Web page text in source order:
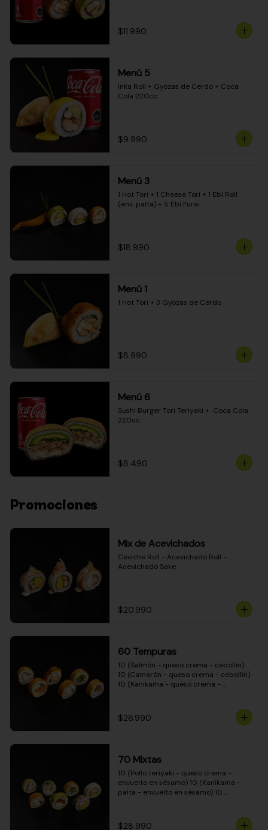
$11.990
Menú 5
Inka Roll + Gyozas de Cerdo + Coca
Cola 220cc
$9.990
Menú 3
1 Hot Tori + 1 Cheese Tori + 1 Ebi Roll
(env. palta) + 5 Ebi Furai
$18.990
Menú 1
1 Hot Tori + 3 Gyozas de Cerdo
$8.990
Menú 6
Sushi Burger Tori Teriyaki +  Coca Cola
220cc
$8.490
Promociones
Mix de Acevichados
Ceviche Roll - Acevichado Roll -
Acevichado Sake
$20.990
60 Tempuras
10 (Salmón - queso crema - cebollín)
10 (Camarón - queso crema - cebollín)
10 (Kanikama - queso crema -
crema - cebollín) 10 (Carne - queso
crema - cebollín)
$26.990
70 Mixtas
10 (Pollo teriyaki - queso crema -
envuelto en sésamo) 10 (Kanikama -
palta - envuelto en sésamo) 10
- envuelto en queso crema) 10
$28.990